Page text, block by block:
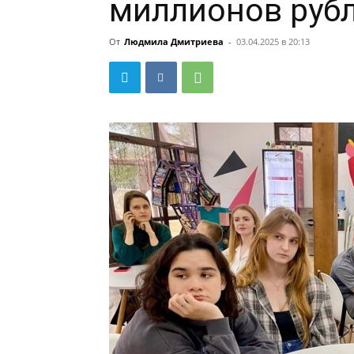
миллионов
От Людмила Дмитриева - 03.04.2025 в 20:13